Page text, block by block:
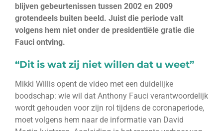
blijven gebeurtenissen tussen 2002 en 2009
grotendeels buiten beeld. Juist die periode valt
volgens hem niet onder de presidentiële gratie die
Fauci ontving.
“Dit is wat zij niet willen dat u weet”
Mikki Willis opent de video met een duidelijke
boodschap: wie wil dat Anthony Fauci verantwoordelijk
wordt gehouden voor zijn rol tijdens de coronaperiode,
moet volgens hem naar de informatie van David